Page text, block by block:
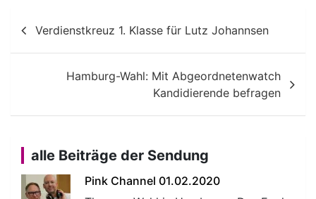
Beitragsnavigation
Verdienstkreuz 1. Klasse für Lutz Johannsen
Hamburg-Wahl: Mit Abgeordnetenwatch
Kandidierende befragen
alle Beiträge der Sendung
Pink Channel 01.02.2020